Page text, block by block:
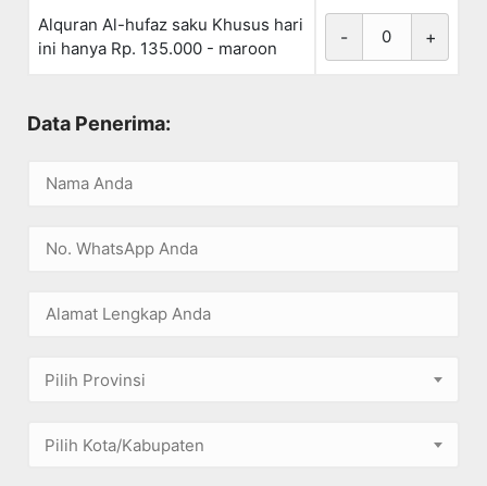
Alquran Al-hufaz saku Khusus hari
ini hanya Rp. 135.000 - maroon
- +
Data Penerima:
Pilih Provinsi
Pilih Kota/Kabupaten